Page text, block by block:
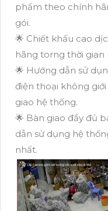
phẩm theo chính
gói.
🌟 Chiết khấu cao
hãng torng thời gian
🌟 Hướng dẫn sử
điện thoại không
giao hệ thống.
🌟 Bàn giao đầy đủ
dẫn sử dụng hệ
nhất.